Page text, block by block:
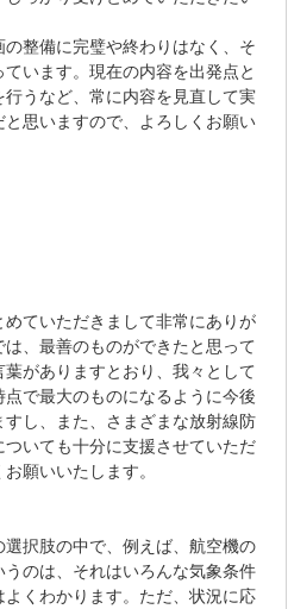
整備に完璧や終わりはなく、そ
います。現在の内容を出発点と
うなど、常に内容を見直して実
思いますので、よろしくお願い
ていただきまして非常にありが
、最善のものができたと思って
がありますとおり、我々として
で最大のものになるように今後
し、また、さまざまな放射線防
いても十分に支援させていただ
願いいたします。
択肢の中で、例えば、航空機の
のは、それはいろんな気象条件
くわかります。ただ、状況に応